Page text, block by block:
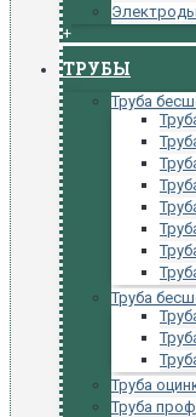
+
ТРУБЫ
Труба
Труба
Труба
Труба